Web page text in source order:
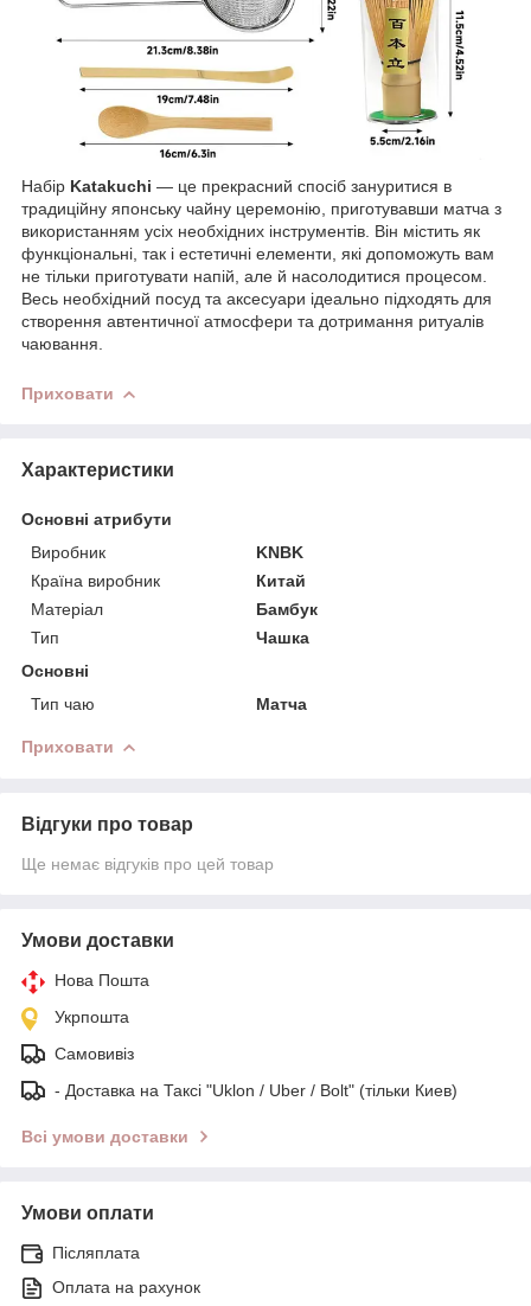
Набір Katakuchi — це прекрасний спосіб зануритися в
традиційну японську чайну церемонію, приготувавши матча з
використанням усіх необхідних інструментів. Він містить як
функціональні, так і естетичні елементи, які допоможуть вам
не тільки приготувати напій, але й насолодитися процесом.
Весь необхідний посуд та аксесуари ідеально підходять для
створення автентичної атмосфери та дотримання ритуалів
чаювання.
Приховати
Характеристики
Основні атрибути
Виробник
KNBK
Країна виробник
Китай
Матеріал
Бамбук
Тип
Чашка
Основні
Тип чаю
Матча
Приховати
Відгуки про товар
Ще немає відгуків про цей товар
Умови доставки
Нова Пошта
Укрпошта
Самовивіз
- Доставка на Таксі "Uklon / Uber / Bolt" (тільки Киев)
Всі умови доставки
Умови оплати
Післяплата
Оплата на рахунок